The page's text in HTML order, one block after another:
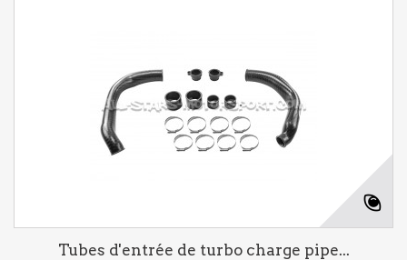
Tubes d'entrée de turbo charge pipe...